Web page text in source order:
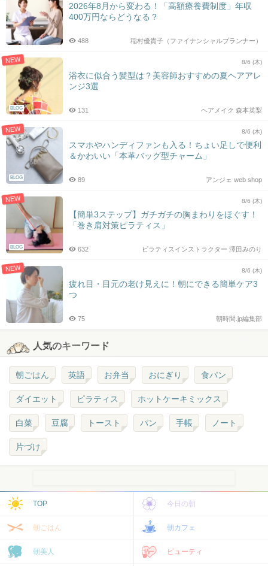
2026年8月から変わる！「高額療養費制度」年収
400万円ならどうなる？
稲村優貴子（ファイナンシャルプランナー）
488
NEW
BLOG
8/6 (木)
浴衣に似合う髪型は？美容師おすすめの夏ヘアアレ
ンジ3選
ヘアメイク 森本英梨
131
NEW
BLOG
8/6 (木)
スマホやハンディファンも入る！ちょい足しで便利
＆かわいい「本革バッグ型チャーム」
アンジェ web shop
89
NEW
BLOG
8/6 (木)
【簡単3ステップ】ガチガチの胸まわりをほぐす！
「巻き肩対策ピラティス」
ピラティスインストラクター 澤田みのり
632
NEW 8/6 (木)
疲れ目・目元の老け見えに！朝にできる簡単ケア3
つ
朝時間.jp編集部
75
人気のキーワード
朝ごはん 英語 お弁当 おにぎり 食パン
ダイエット ピラティス ホットケーキミックス
白菜 豆腐 トースト パン 手帳 ノート
片づけ
TOP 今日の朝
朝ごはん 朝カフェ
朝美人 ビューティ